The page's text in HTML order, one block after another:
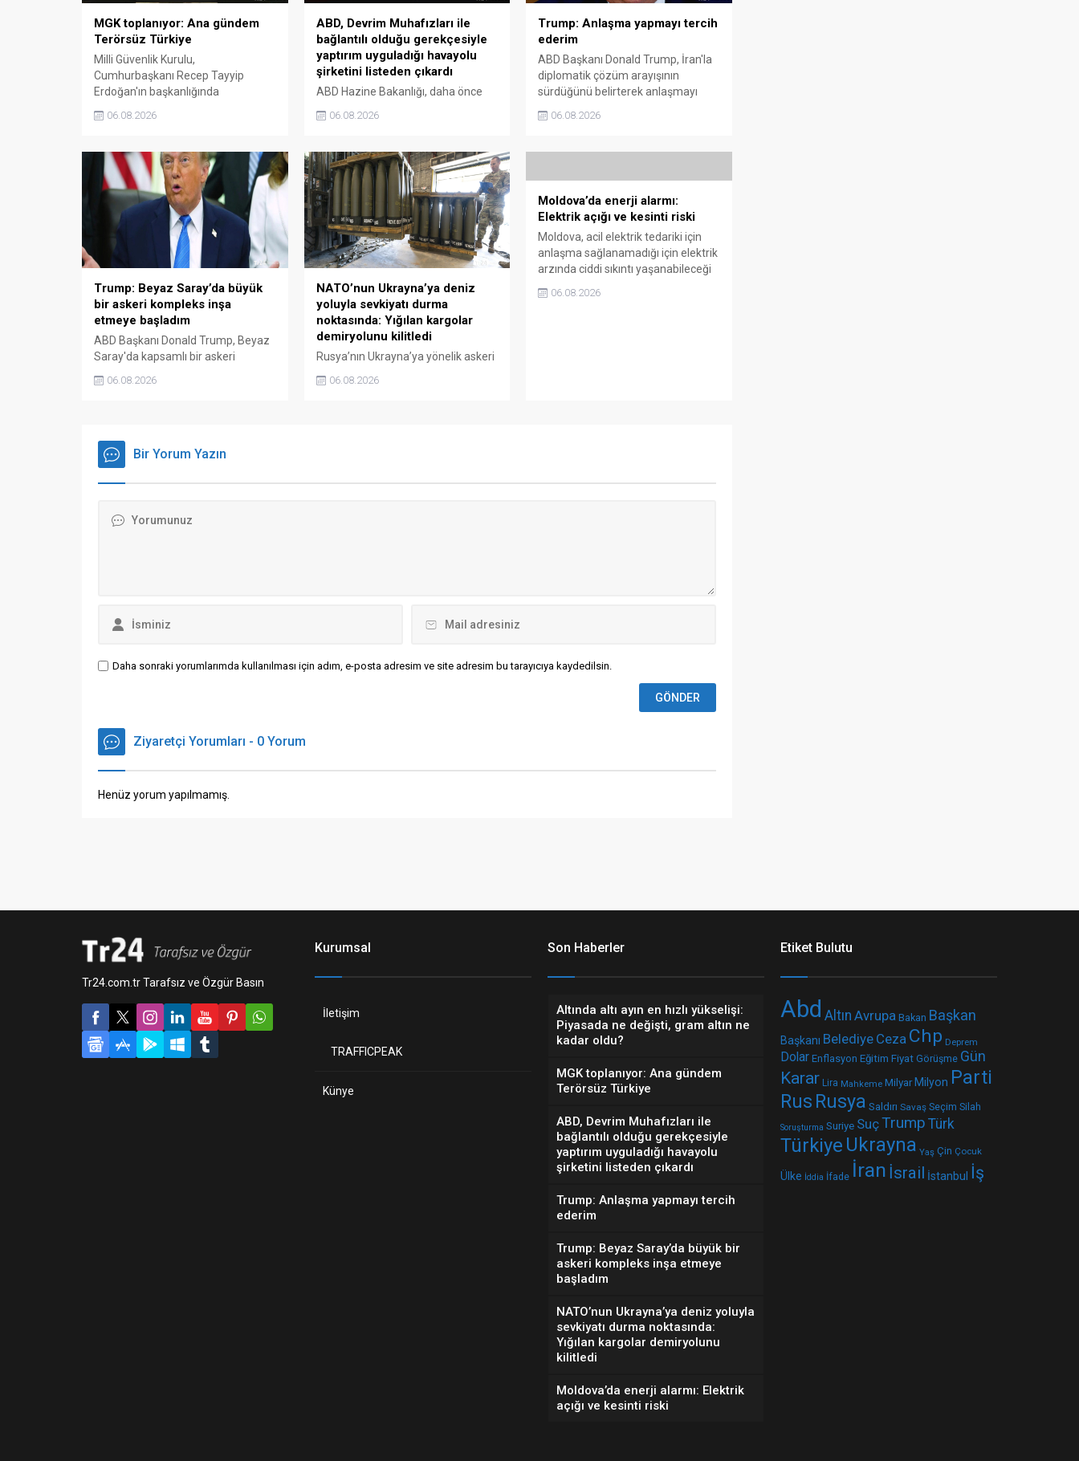
MGK toplanıyor: Ana gündem
Terörsüz Türkiye
Milli Güvenlik Kurulu,
Cumhurbaşkanı Recep Tayyip
Erdoğan'ın başkanlığında
Beştepe'de toplanacak. Toplantının
ana gündem maddesini Terörsüz
06.08.2026
ABD, Devrim Muhafızları ile
bağlantılı olduğu gerekçesiyle
yaptırım uyguladığı havayolu
şirketini listeden çıkardı
ABD Hazine Bakanlığı, daha önce
İran Devrim Muhafızları Ordusu'nun
Kudüs Gücü'ne destek verdiği
merkezli Fly Baghdad hava yolu
şirketini yaptırım listesinden çıkardı.
06.08.2026
Trump: Anlaşma yapmayı tercih
ederim
ABD Başkanı Donald Trump, İran'la
diplomatik çözüm arayışının
sürdüğünü belirterek anlaşmayı
tercih ettiğini söyledi.
06.08.2026
Trump: Beyaz Saray’da büyük
bir askeri kompleks inşa
etmeye başladım
ABD Başkanı Donald Trump, Beyaz
Saray'da kapsamlı bir askeri
06.08.2026
NATO’nun Ukrayna’ya deniz
yoluyla sevkiyatı durma
noktasında: Yığılan kargolar
demiryolunu kilitledi
Rusya’nın Ukrayna’ya yönelik askeri
ülkelerinin Kiev'e deniz yoluyla
06.08.2026
Moldova’da enerji alarmı:
Elektrik açığı ve kesinti riski
Moldova, acil elektrik tedariki için
anlaşma sağlanamadığı için elektrik
arzında ciddi sıkıntı yaşanabileceği
uyarısı yapıldı.
06.08.2026
Bir Yorum Yazın
Daha sonraki yorumlarımda kullanılması için adım, e-posta adresim ve site adresim bu tarayıcıya kaydedilsin.
Ziyaretçi Yorumları - 0 Yorum
Henüz yorum yapılmamış.
Tr24.com.tr Tarafsız ve Özgür Basın
Kurumsal
İletişim
TRAFFICPEAK
Künye
Son Haberler
Altında altı ayın en hızlı yükselişi:
Piyasada ne değişti, gram altın ne
kadar oldu?
MGK toplanıyor: Ana gündem
Terörsüz Türkiye
ABD, Devrim Muhafızları ile
bağlantılı olduğu gerekçesiyle
yaptırım uyguladığı havayolu
şirketini listeden çıkardı
Trump: Anlaşma yapmayı tercih
ederim
Trump: Beyaz Saray’da büyük bir
askeri kompleks inşa etmeye
başladım
NATO’nun Ukrayna’ya deniz yoluyla
sevkiyatı durma noktasında:
Yığılan kargolar demiryolunu
kilitledi
Moldova’da enerji alarmı: Elektrik
açığı ve kesinti riski
Etiket Bulutu
Abd Altın Avrupa Bakan Başkan
Başkanı Belediye Ceza Chp Deprem
Dolar Enflasyon Eğitim Fiyat Görüşme Gün
Karar Lira Mahkeme Milyar Milyon Parti
Rus Rusya Saldırı Savaş Seçim Silah
Soruşturma Suriye SuçTrump Türk
Türkiye Ukrayna Yaş Çin Çocuk
Ülke İddia İfade İran İsrail İstanbul İş